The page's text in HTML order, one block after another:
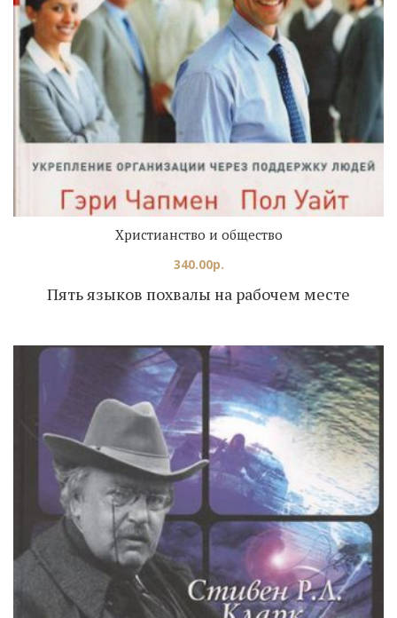
Пять языков похвалы на рабочем месте
Христианство и общество
340.00р.